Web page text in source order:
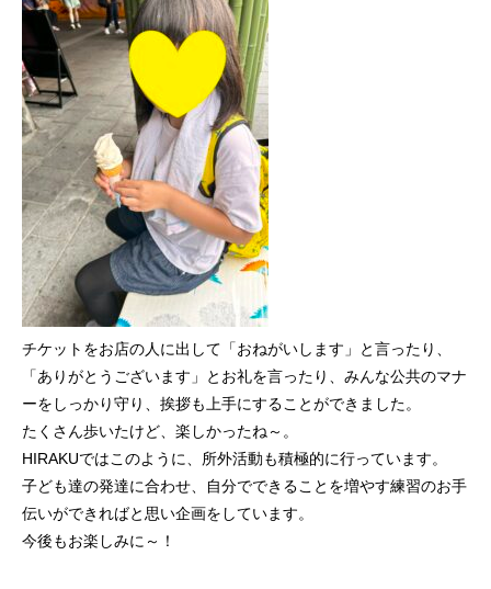
チケットをお店の人に出して「おねがいします」と言ったり、
「ありがとうございます」とお礼を言ったり、みんな公共のマナ
ーをしっかり守り、挨拶も上手にすることができました。
たくさん歩いたけど、楽しかったね～。
HIRAKUではこのように、所外活動も積極的に行っています。
子ども達の発達に合わせ、自分でできることを増やす練習のお手
伝いができればと思い企画をしています。
今後もお楽しみに～！